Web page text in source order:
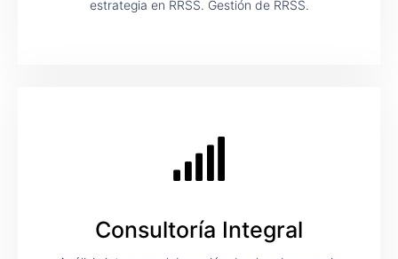
estrategia en RRSS. Gestión de RRSS.
Consultoría Integral